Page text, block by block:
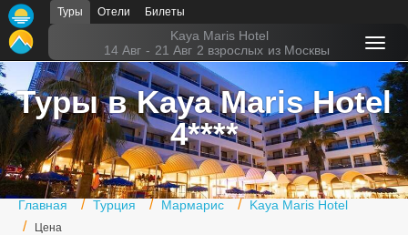
Туры Отели Билеты
Kaya Maris Hotel
14 Авг - 21 Авг 2 взрослых из Москвы
Туры в Kaya Maris Hotel
4****
Главная Турция Мармарис Kaya Maris Hotel
Цена
Главная
Горящие туры
Туры в Турцию
Туры в Египет
Туры в ОАЭ
Офис г. Москва